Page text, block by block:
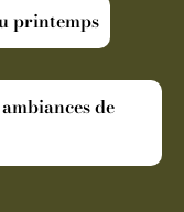
printemps
de